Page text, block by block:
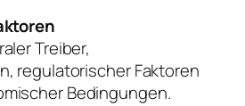
Treiber,
regulatorischer Faktoren
Bedingungen.